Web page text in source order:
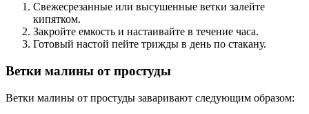
Свежесрезанные или высушенные ветки залейте
кипятком.
Закройте емкость и настаивайте в течение часа.
Готовый настой пейте трижды в день по стакану.
Ветки малины от простуды
Ветки малины от простуды заваривают следующим образом: